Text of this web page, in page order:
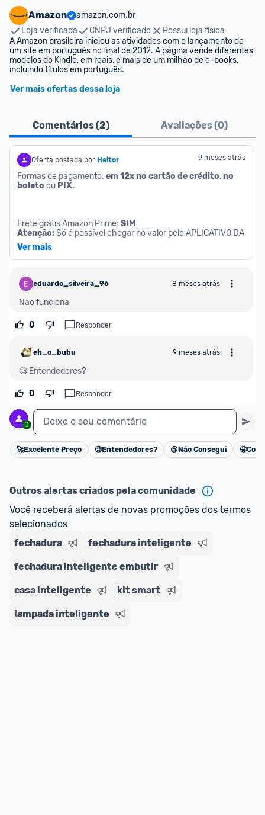
Amazon
amazon.com.br
Loja verificada
CNPJ verificado
Possui loja física
A Amazon brasileira iniciou as atividades com o lançamento de
um site em português no final de 2012. A página vende diferentes
modelos do Kindle, em reais, e mais de um milhão de e-books,
incluindo títulos em português.
Ver mais ofertas dessa loja
Comentários (2) Avaliações (0)
Oferta postada por Heitor 9 meses atrás
Formas de pagamento: em 12x no cartão de crédito, no
boleto ou PIX.
Frete grátis Amazon Prime: SIM
Atenção: Só é possível chegar no valor pelo APLICATIVO DA
LOJA
Atenção:
Amazon Prime. Clique aqui e assine por R$ 19,90 por mês (30
Ver mais
eduardo_silveira_966740 8 meses atrás
Nao funciona
0 Responder
eh_o_bubu 9 meses atrás
🧐 Entendedores?
0 Responder
0 Deixe o seu comentário
Cancelar
🚀Excelente Preço 🧐Entendedores? 😢 Não Consegui 🤩
Outros alertas criados pela comunidade
Você receberá alertas de novas promoções dos termos
selecionados
fechadura
fechadura inteligente
fechadura inteligente embutir
casa inteligente kit smart
lampada inteligente